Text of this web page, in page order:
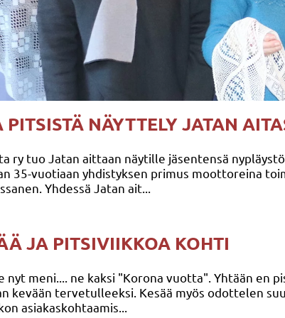
PITSISTÄ NÄYTTELY JATAN
ry tuo Jatan aittaan näytille jäsentensä
35-vuotiaan yhdistyksen primus moottoreina
Yhdessä Jatan ait...
JA PITSIVIIKKOA KOHTI
nyt meni.... ne kaksi "Korona vuotta". Yhtään en
kevään tervetulleeksi. Kesää myös odottelen
asiakaskohtaamis...